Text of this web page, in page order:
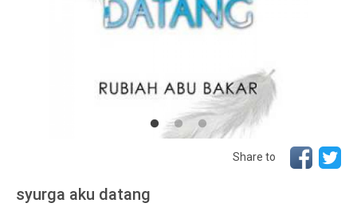
Share to
syurga aku datang